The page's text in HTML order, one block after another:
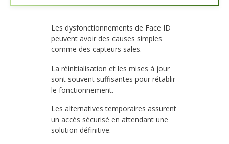
Les dysfonctionnements de Face ID
peuvent avoir des causes simples
comme des capteurs sales.
La réinitialisation et les mises à jour
sont souvent suffisantes pour rétablir
le fonctionnement.
Les alternatives temporaires assurent
un accès sécurisé en attendant une
solution définitive.